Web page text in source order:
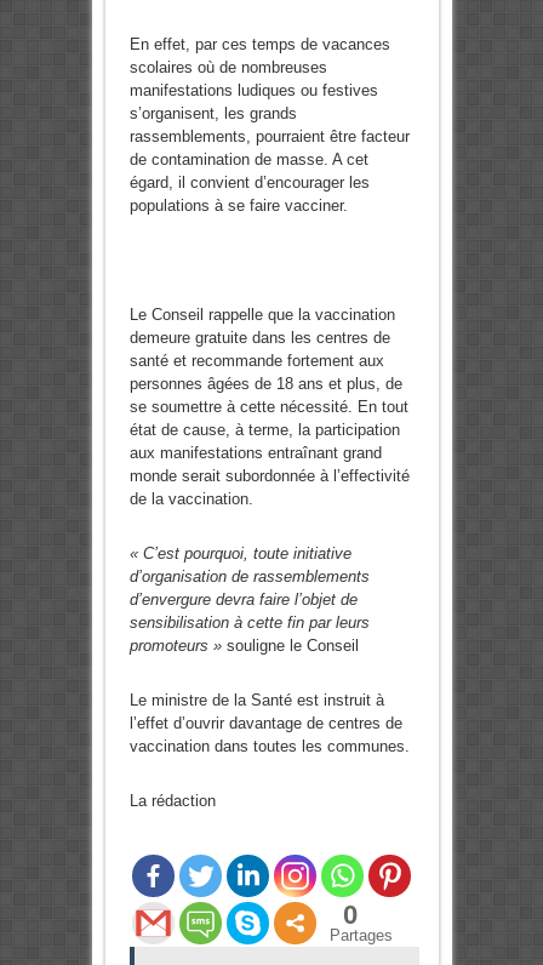
En effet, par ces temps de vacances
scolaires où de nombreuses
manifestations ludiques ou festives
s’organisent, les grands
rassemblements, pourraient être facteur
de contamination de masse. A cet
égard, il convient d’encourager les
populations à se faire vacciner.
Le Conseil rappelle que la vaccination
demeure gratuite dans les centres de
santé et recommande fortement aux
personnes âgées de 18 ans et plus, de
se soumettre à cette nécessité. En tout
état de cause, à terme, la participation
aux manifestations entraînant grand
monde serait subordonnée à l’effectivité
de la vaccination.
« C’est pourquoi, toute initiative
d’organisation de rassemblements
d’envergure devra faire l’objet de
sensibilisation à cette fin par leurs
promoteurs »souligne le Conseil
Le ministre de la Santé est instruit à
l’effet d’ouvrir davantage de centres de
vaccination dans toutes les communes.
La rédaction
0
Partages